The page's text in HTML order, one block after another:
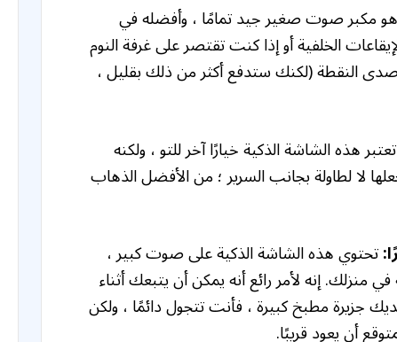
إن البوب Echo هو مكبر صوت صغير جيد تمامًا ، وأفضله في
الخلفية أو إذا كنت تقتصر على غرفة النوم
(لكنك ستدفع أكثر من ذلك بقليل ،
تعتبر هذه الشاشة الذكية خيارًا آخر للتو ، ولكنه
لا لطاولة بجانب السرير ؛ من الأفضل الذهاب
تحتوي هذه الشاشة الذكية على صوت كبير ،
إنه لأمر رائع أنه يمكن أن يتبعك أثناء
لديك جزيرة مطبخ كبيرة ، فأنت تتجول دائمًا ، ولكن
أن يعود قريبًا.